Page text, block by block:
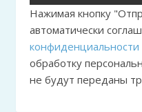
Нажимая кнопку
автоматически
конфиденциальности
обработку
не будут переданы